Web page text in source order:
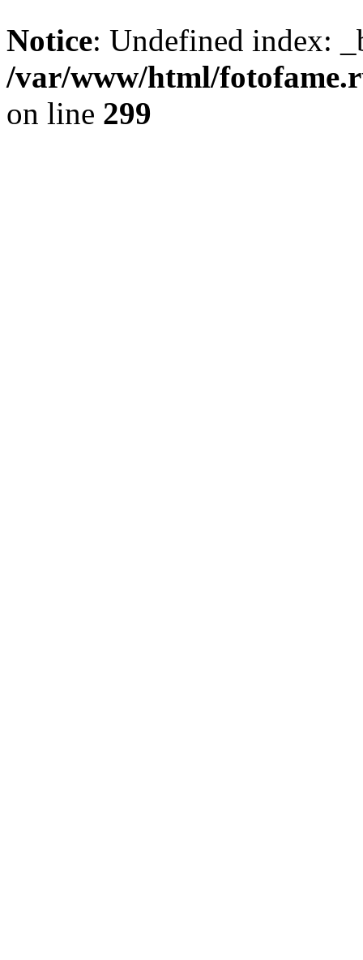
Notice: Undefined index:
/var/www/html/
on line 299